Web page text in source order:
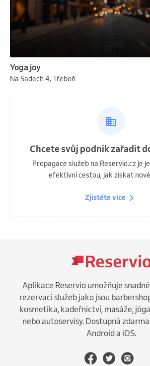
Yoga joy
Na Sadech 4, Třeboň
Chcete svůj podnik zařadit
Propagace služeb na Reservio.cz je
efektivní cestou, jak získat
Zjistěte více
Aplikace Reservio umožňuje
rezervaci služeb jako jsou
kosmetika, kadeřnictví, masáže,
nebo autoservisy. Dostupná
Android a iOS.